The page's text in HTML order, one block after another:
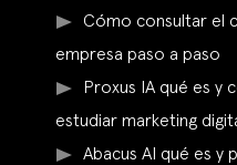
Cómo consultar el
empresa paso a paso
Proxus IA qué es y
estudiar marketing
Abacus AI qué es y